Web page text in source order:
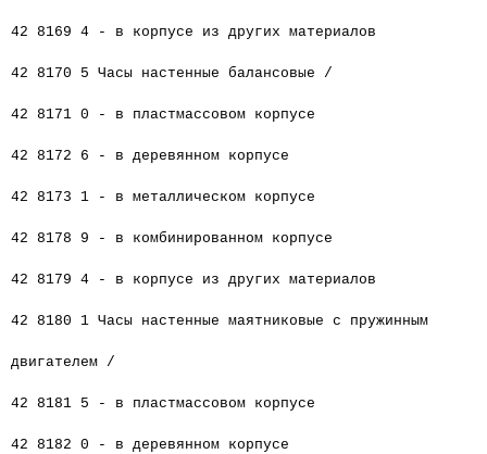
42 8169 4 - в корпусе из других материалов
42 8170 5 Часы настенные балансовые /
42 8171 0 - в пластмассовом корпусе
42 8172 6 - в деревянном корпусе
42 8173 1 - в металлическом корпусе
42 8178 9 - в комбинированном корпусе
42 8179 4 - в корпусе из других материалов
42 8180 1 Часы настенные маятниковые с пружинным
двигателем /
42 8181 5 - в пластмассовом корпусе
42 8182 0 - в деревянном корпусе